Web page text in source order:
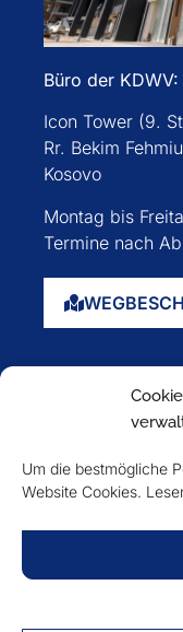
Um die bestmögliche
Website Cookies.
Büro der KDWV:
Icon Tower (9.
Rr. Bekim
Kosovo
Montag bis
Termine nach
Mitglieder